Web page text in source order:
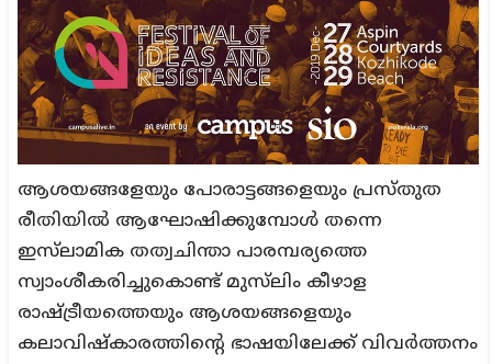
ആശയങ്ങളേയും പോരാട്ടങ്ങളെയും പ്രസ്തുത
രീതിയിൽ ആഘോഷിക്കുമ്പോൾ തന്നെ
ഇസ്‍ലാമിക തത്വചിന്താ പാരമ്പര്യത്തെ
സ്വാംശീകരിച്ചുകൊണ്ട് മുസ്‍ലിം കീഴാള
രാഷ്ട്രീയത്തെയും ആശയങ്ങളെയും
കലാവിഷ്കാരത്തിന്റെ ഭാഷയിലേക്ക് വിവർത്തനം